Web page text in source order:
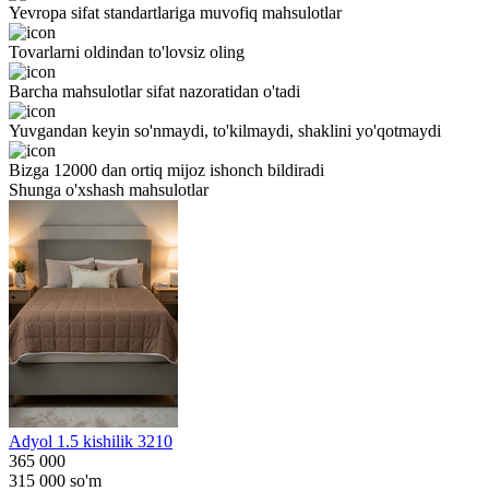
Yevropa sifat standartlariga muvofiq mahsulotlar
Tovarlarni oldindan to'lovsiz oling
Barcha mahsulotlar sifat nazoratidan o'tadi
Yuvgandan keyin so'nmaydi, to'kilmaydi, shaklini yo'qotmaydi
Bizga 12000 dan ortiq mijoz ishonch bildiradi
Shunga o'xshash mahsulotlar
Adyol 1.5 kishilik 3210
365 000
315 000 so'm